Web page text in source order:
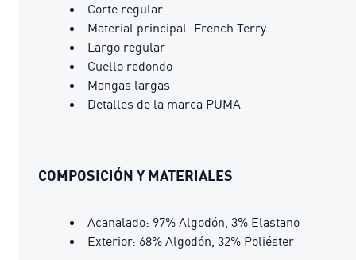
Corte regular
Material principal: French Terry
Largo regular
Cuello redondo
Mangas largas
Detalles de la marca PUMA
COMPOSICIÓN Y MATERIALES
Acanalado: 97% Algodón, 3% Elastano
Exterior: 68% Algodón, 32% Poliéster